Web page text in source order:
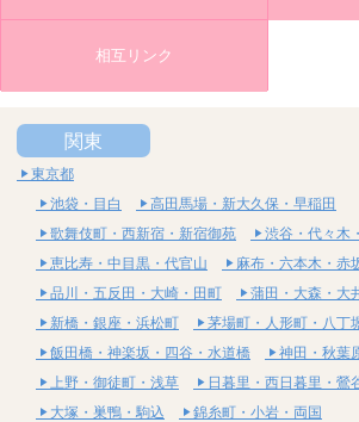
相互リンク
関東
東京都
池袋・目白
高田馬場・新大久保・早稲田
歌舞伎町・西新宿・新宿御苑
渋谷・代々木
恵比寿・中目黒・代官山
麻布・六本木・赤
品川・五反田・大崎・田町
蒲田・大森・大
新橋・銀座・浜松町
茅場町・人形町・八丁
飯田橋・神楽坂・四谷・水道橋
神田・秋葉
上野・御徒町・浅草
日暮里・西日暮里・鶯
大塚・巣鴨・駒込
錦糸町・小岩・両国